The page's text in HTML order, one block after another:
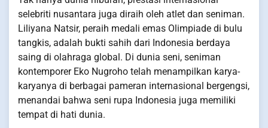
selebriti nusantara juga diraih oleh atlet dan seniman.
Liliyana Natsir, peraih medali emas Olimpiade di bulu
tangkis, adalah bukti sahih dari Indonesia berdaya
saing di olahraga global. Di dunia seni, seniman
kontemporer Eko Nugroho telah menampilkan karya-
karyanya di berbagai pameran internasional bergengsi,
menandai bahwa seni rupa Indonesia juga memiliki
tempat di hati dunia.